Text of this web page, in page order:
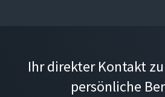
Ihr direkter Kontakt zu
persönliche